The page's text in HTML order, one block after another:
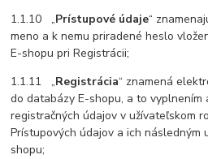
1.1.10 „Prístupové údaje“
meno a k nemu priradené heslo
E-shopu pri Registrácii;
1.1.11 „Registrácia“ znamená
do databázy E-shopu, a to vyplnením
registračných údajov v užívateľskom
Prístupových údajov a ich následným
shopu;